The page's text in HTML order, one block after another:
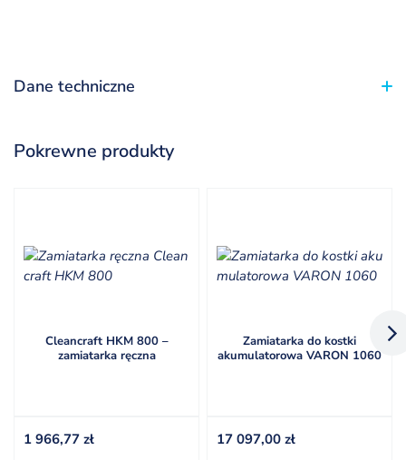
Dane techniczne
Pokrewne produkty
Cleancraft HKM 800 –
zamiatarka ręczna
1 966,77 zł
Zamiatarka do kostki
akumulatorowa VARON 1060
17 097,00 zł